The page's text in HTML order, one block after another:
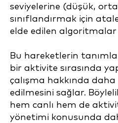
seviyelerine (düşük,
sınıflandırmak için
elde edilen algoritmalar
Bu hareketlerin
bir aktivite sırasında
çalışma hakkında
edilmesini sağlar.
hem canlı hem de
yönetimi konusunda